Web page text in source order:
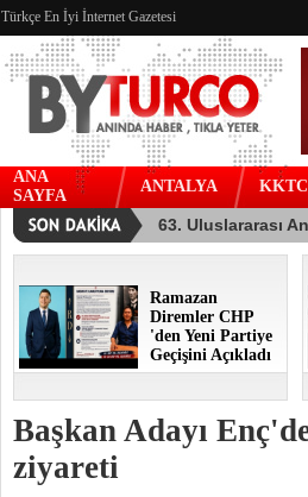
Türkçe En İyi İnternet Gazetesi
ANA
SAYFA
ANTALYA KKTC
Ramazan
Diremler CHP
'den Yeni Partiye
Geçişini Açıkladı
Başkan Adayı
ziyareti